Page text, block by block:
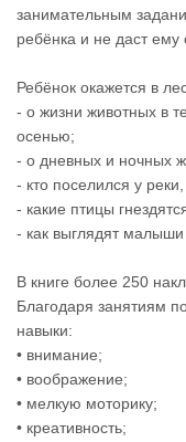
занимательным
ребёнка и не даст ему
Ребёнок окажется в
- о жизни животных в
осенью;
- о дневных и ночных
- кто поселился у
- какие птицы
- как выглядят малыши
В книге более 250
Благодаря занятиям
навыки:
• внимание;
• воображение;
• мелкую моторику;
• креативность;